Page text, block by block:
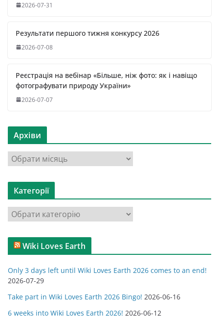
2026-07-31
Результати першого тижня конкурсу 2026
2026-07-08
Реєстрація на вебінар «Більше, ніж фото: як і навіщо
фотографувати природу України»
2026-07-07
Архіви
р
х
в
Категорії
а
т
о
р
і
ї
Wiki Loves Earth
Only 3 days left until Wiki Loves Earth 2026 comes to an end!
2026-07-29
Take part in Wiki Loves Earth 2026 Bingo! 2026-06-16
6 weeks into Wiki Loves Earth 2026! 2026-06-12